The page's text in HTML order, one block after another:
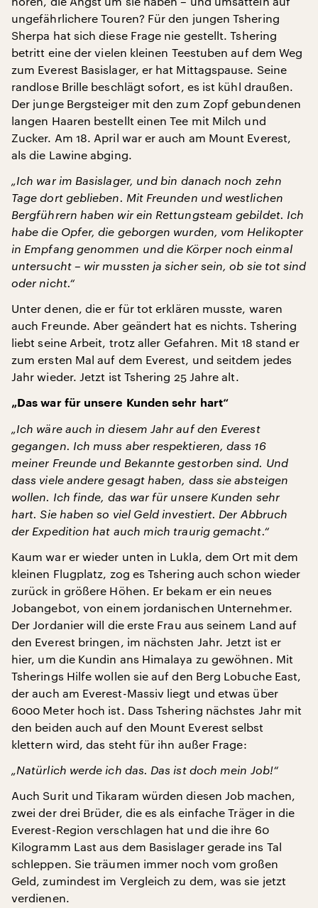
ungefährlichere Touren? Für den jungen Tshering
Sherpa hat sich diese Frage nie gestellt. Tshering
betritt eine der vielen kleinen Teestuben auf dem Weg
zum Everest Basislager, er hat Mittagspause. Seine
randlose Brille beschlägt sofort, es ist kühl draußen.
Der junge Bergsteiger mit den zum Zopf gebundenen
langen Haaren bestellt einen Tee mit Milch und
Zucker. Am 18. April war er auch am Mount Everest,
als die Lawine abging.
„Ich war im Basislager, und bin danach noch zehn
Tage dort geblieben. Mit Freunden und westlichen
Bergführern haben wir ein Rettungsteam gebildet. Ich
habe die Opfer, die geborgen wurden, vom Helikopter
in Empfang genommen und die Körper noch einmal
untersucht – wir mussten ja sicher sein, ob sie tot sind
oder nicht.“
Unter denen, die er für tot erklären musste, waren
auch Freunde. Aber geändert hat es nichts. Tshering
liebt seine Arbeit, trotz aller Gefahren. Mit 18 stand er
zum ersten Mal auf dem Everest, und seitdem jedes
Jahr wieder. Jetzt ist Tshering 25 Jahre alt.
„Das war für unsere Kunden sehr hart“
„Ich wäre auch in diesem Jahr auf den Everest
gegangen. Ich muss aber respektieren, dass 16
meiner Freunde und Bekannte gestorben sind. Und
dass viele andere gesagt haben, dass sie absteigen
wollen. Ich finde, das war für unsere Kunden sehr
hart. Sie haben so viel Geld investiert. Der Abbruch
der Expedition hat auch mich traurig gemacht.“
Kaum war er wieder unten in Lukla, dem Ort mit dem
kleinen Flugplatz, zog es Tshering auch schon wieder
zurück in größere Höhen. Er bekam er ein neues
Jobangebot, von einem jordanischen Unternehmer.
Der Jordanier will die erste Frau aus seinem Land auf
den Everest bringen, im nächsten Jahr. Jetzt ist er
hier, um die Kundin ans Himalaya zu gewöhnen. Mit
Tsherings Hilfe wollen sie auf den Berg Lobuche East,
der auch am Everest-Massiv liegt und etwas über
6000 Meter hoch ist. Dass Tshering nächstes Jahr mit
den beiden auch auf den Mount Everest selbst
klettern wird, das steht für ihn außer Frage:
„Natürlich werde ich das. Das ist doch mein Job!“
Auch Surit und Tikaram würden diesen Job machen,
zwei der drei Brüder, die es als einfache Träger in die
Everest-Region verschlagen hat und die ihre 60
Kilogramm Last aus dem Basislager gerade ins Tal
schleppen. Sie träumen immer noch vom großen
Geld, zumindest im Vergleich zu dem, was sie jetzt
verdienen.